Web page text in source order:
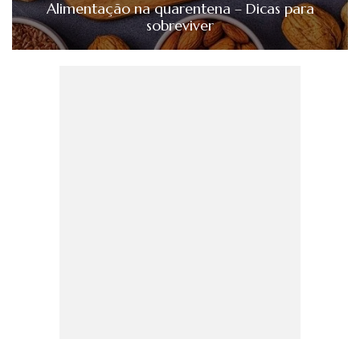
Alimentação na quarentena – Dicas para
sobreviver